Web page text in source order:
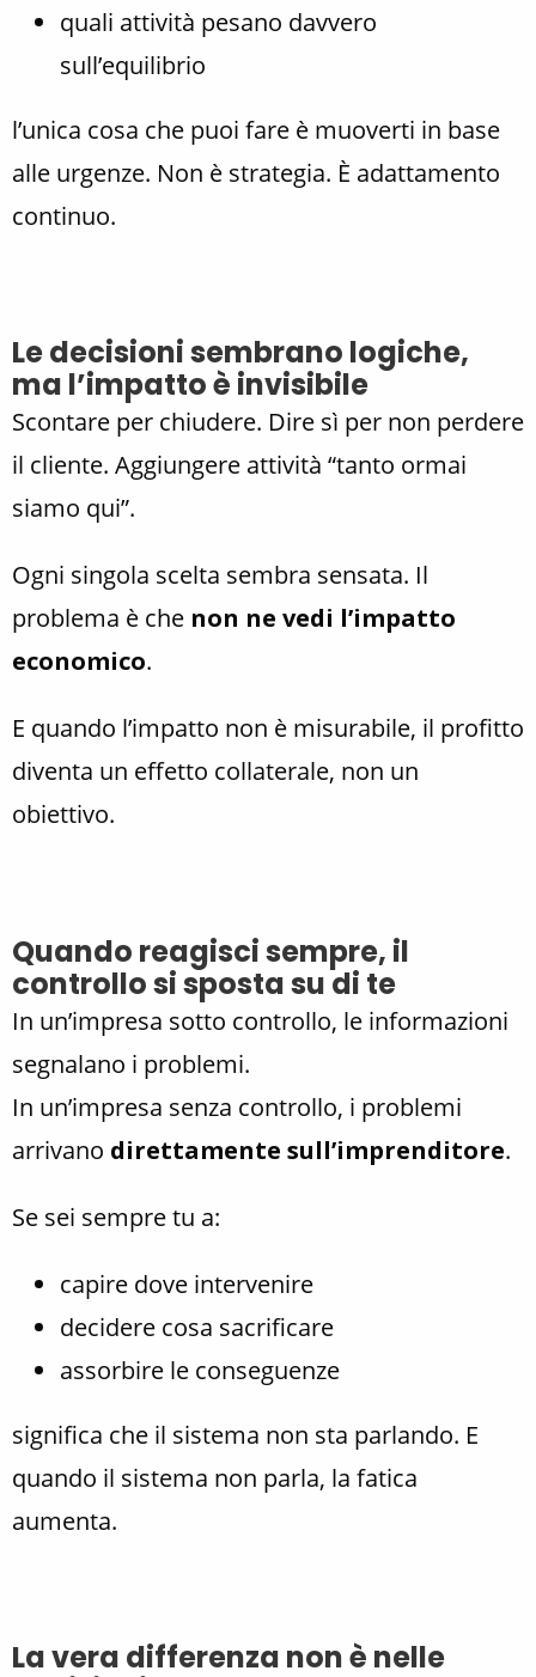
quali attività pesano davvero
sull’equilibrio
l’unica cosa che puoi fare è muoverti in base
alle urgenze. Non è strategia. È adattamento
continuo.
Le decisioni sembrano logiche,
ma l’impatto è invisibile
Scontare per chiudere. Dire sì per non perdere
il cliente. Aggiungere attività “tanto ormai
siamo qui”.
Ogni singola scelta sembra sensata. Il
problema è che non ne vedi l’impatto
economico.
E quando l’impatto non è misurabile, il profitto
diventa un effetto collaterale, non un
obiettivo.
Quando reagisci sempre, il
controllo si sposta su di te
In un’impresa sotto controllo, le informazioni
segnalano i problemi.
In un’impresa senza controllo, i problemi
arrivano direttamente sull’imprenditore.
Se sei sempre tu a:
capire dove intervenire
decidere cosa sacrificare
assorbire le conseguenze
significa che il sistema non sta parlando. E
quando il sistema non parla, la fatica
aumenta.
La vera differenza non è nelle